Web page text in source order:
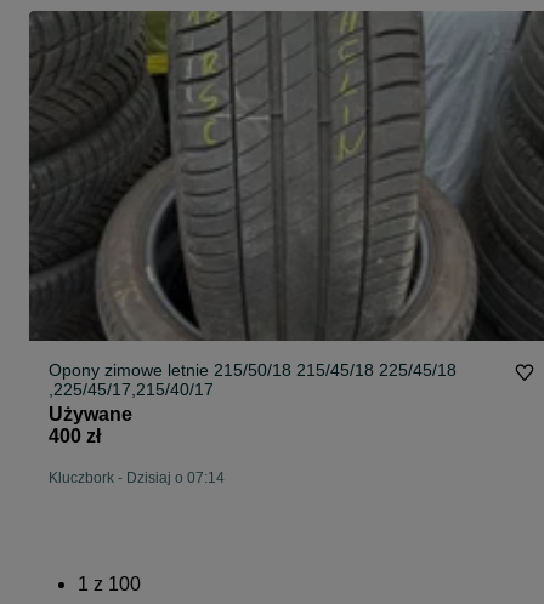
Opony zimowe letnie 215/50/18 215/45/18 225/45/18
,225/45/17,215/40/17
Używane
400 zł
Kluczbork - Dzisiaj o 07:14
1 z 100